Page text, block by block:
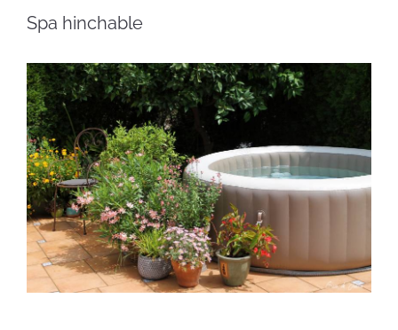
Spa hinchable